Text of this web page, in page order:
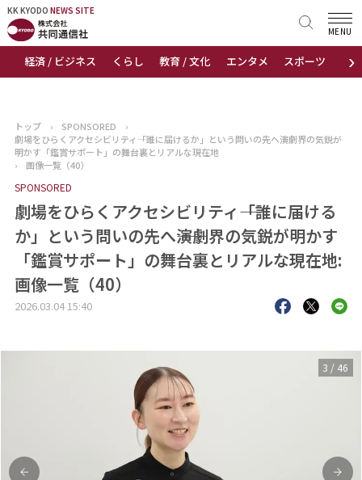
KK KYODO NEWS SITE
›
経済 / ビジネス くらし 教育 / 文化 エンタメ スポーツ 地域
MENU
KK KYODONEWS SITE
トップページ
ニュース
おすすめコンテンツ
出版物
会社概要
トップ › SPONSORED
›
劇場をひらくアクセシビリティ――「誰に届けるか」という問いの先へ――演劇界の気鋭が
明かす「鑑賞サポート」の舞台裏とリアルな現在地
›
画像一覧（40）
SPONSORED
劇場をひらくアクセシビリティ――「誰に届ける
か」という問いの先へ――演劇界の気鋭が明かす
「鑑賞サポート」の舞台裏とリアルな現在地:
画像一覧（40）
2026.03.04 15:40
前 次
3 / 46